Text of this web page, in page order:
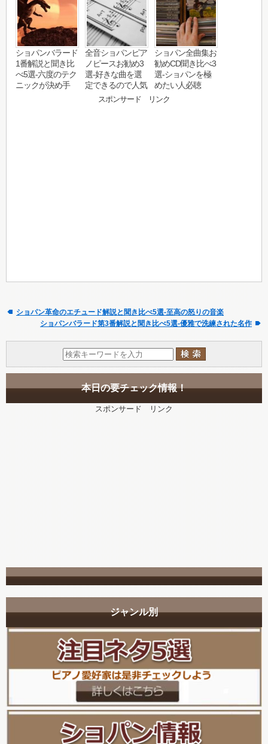
ショパンバラード
1番解説と聞き比
べ5選-六度のテク
ニックが決め手
全音ショパンピア
ノピースお勧め3
選-好きな曲を選
定できるので人気
ショパン全曲集お
勧めCD聞き比べ3
選-ショパンを極
めたい人必聴
スポンサード リンク
ショパン革命のエチュード解説と聞き比べ5選-至高の怒りの音楽
ショパンバラード第3番解説と聞き比べ5選-優雅で洗練された名作
本日の要チェック情報！
スポンサード リンク
ジャンル別